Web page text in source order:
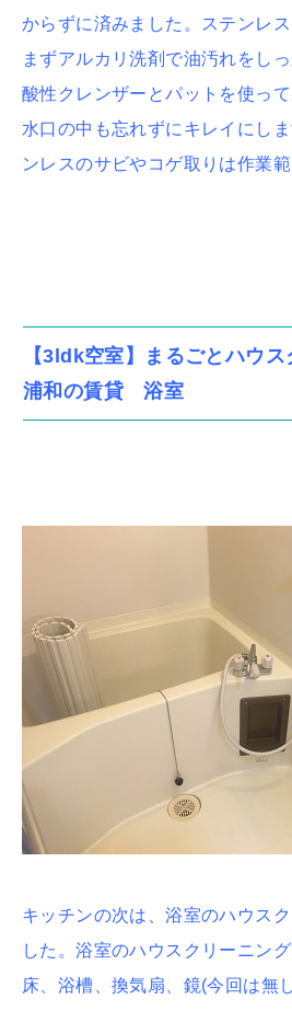
からずに済みました。ステンレス
まずアルカリ洗剤で油汚れをし
酸性クレンザーとパットを使っ
水口の中も忘れずにキレイにし
ンレスのサビやコゲ取りは作業範
【3ldk空室】まるごとハウ
浦和の賃貸 浴室
キッチンの次は、浴室のハウス
した。浴室のハウスクリーニン
床、浴槽、換気扇、鏡(今回は無